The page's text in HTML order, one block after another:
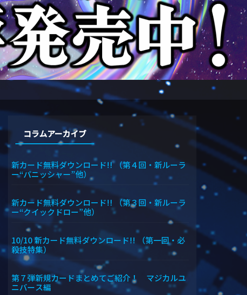
コラムアーカイブ
新カード無料ダウンロード!! （第４回・新ルーラ
ー“パニッシャー”他）
新カード無料ダウンロード!! （第３回・新ルーラ
ー“クイックドロー”他）
10/10 新カード無料ダウンロード!! （第一回・必
殺技特集）
第７弾新規カードまとめてご紹介！ マジカルユ
ニバース編